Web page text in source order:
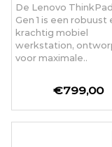
De Lenovo ThinkPad
Gen 1 is een robuust
krachtig mobiel
werkstation,
voor maximale..
€799,00